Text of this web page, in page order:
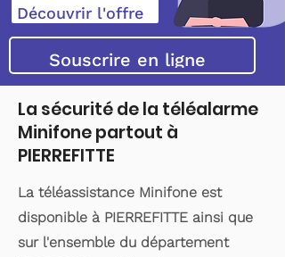
Découvrir l'offre
Souscrire en ligne
La sécurité de la téléalarme
Minifone partout à
PIERREFITTE
La téléassistance Minifone est
disponible à PIERREFITTE ainsi que
sur l'ensemble du département